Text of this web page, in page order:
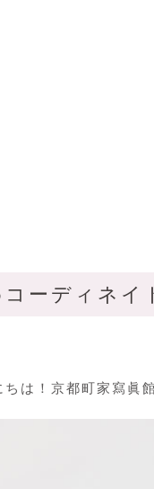
ーディネイ
ちは！京都町家寫眞